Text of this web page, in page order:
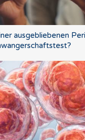
ausgebliebenen